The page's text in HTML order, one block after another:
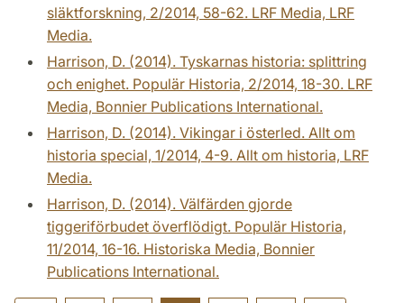
släktforskning, 2/2014, 58-62. LRF Media, LRF
Media.
Harrison, D. (2014). Tyskarnas historia: splittring
och enighet. Populär Historia, 2/2014, 18-30. LRF
Media, Bonnier Publications International.
Harrison, D. (2014). Vikingar i österled. Allt om
historia special, 1/2014, 4-9. Allt om historia, LRF
Media.
Harrison, D. (2014). Välfärden gjorde
tiggeriförbudet överflödigt. Populär Historia,
11/2014, 16-16. Historiska Media, Bonnier
Publications International.